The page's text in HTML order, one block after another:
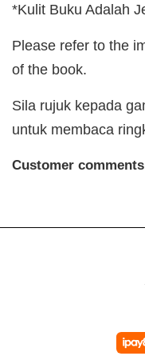
*Kulit Buku Adalah
Please refer to the
of the book.
Sila rujuk kepada
untuk membaca
Customer comments